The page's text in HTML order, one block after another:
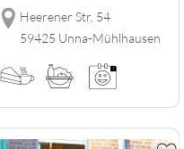
Heerener Str. 54
59425 Unna-Mühlhausen